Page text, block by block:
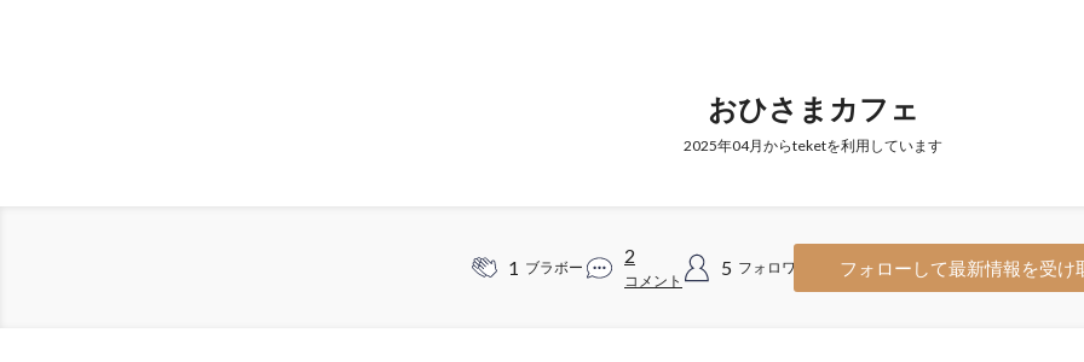
おひさまカフェ
2025年04月からteketを利用しています
1 ブラボー
2
コメント
5 フォロワー フォローして最新情報を受け